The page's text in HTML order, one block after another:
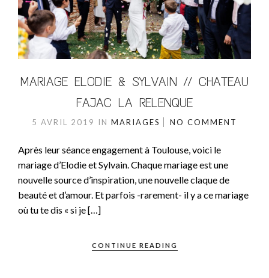
MARIAGE ELODIE & SYLVAIN // CHATEAU
FAJAC LA RELENQUE
5 AVRIL 2019 IN MARIAGES NO COMMENT
Après leur séance engagement à Toulouse, voici le
mariage d’Elodie et Sylvain. Chaque mariage est une
nouvelle source d’inspiration, une nouvelle claque de
beauté et d’amour. Et parfois -rarement- il y a ce mariage
où tu te dis « si je […]
CONTINUE READING